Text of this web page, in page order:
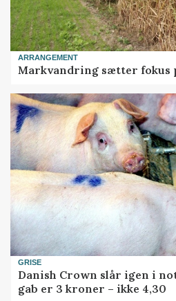
ARRANGEMENT
Markvandring sætter fokus
GRISE
Danish Crown slår igen i
gab er 3 kroner – ikke 4,30